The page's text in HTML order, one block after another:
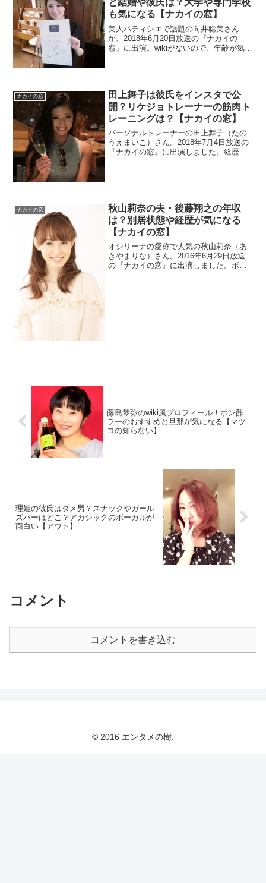
と結婚や彼氏は？大学や専門学校
も気になる【ナカイの窓】
美人パティシエで話題の向井聡美さん
が、2018年6月20日放送の『ナカイの
窓』に出演。wikiがないので、年齢が気に
ナカイの窓
田上舞子は彼氏をインスタで公
開？リケジョトレーナーの筋肉ト
レーニングは？【ナカイの窓】
パーソナルトレーナーの田上舞子（たの
うえまいこ）さん。2018年7月4日放送の
『ナカイの窓』に出演しました。経歴が
ナカイの窓
秋山莉奈の夫・後藤翔之の年収
は？別居状態や経歴が気になる
【ナカイの窓】
オシリーナの愛称で人気の秋山莉奈（あ
きやまりな）さん。2016年6月29日放送
の『ナカイの窓』に出演しました。ボー
藤島琴弥のwiki風プロフィール！ポン酢
ラーのおすすめと旦那が気になる【マツ
コの知らない】
理姫の彼氏はダメ男？スナックやガール
ズバーはどこ？アカシックのボーカルが
面白い【アウト】
コメント
コメントを書き込む
© 2016 エンタメの樹.